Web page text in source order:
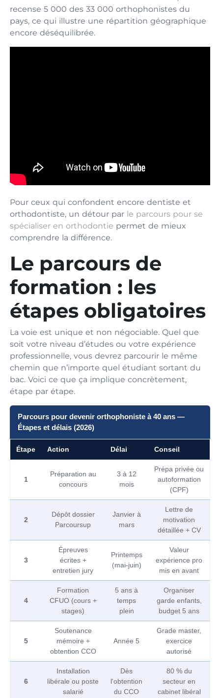
recense 5 000 des 33 000 orthophonistes du
pays, ce qui illustre une répartition géographique
encore déséquilibrée.
Pour ceux qui confondent encore dentiste et
orthodontiste, un détour par le parcours pour se
spécialiser en orthodontie permet de mieux
comprendre la différence.
Le parcours de
formation : les
étapes obligatoires
La voie est unique et non négociable. Quel que
soit votre niveau d’études ou votre expérience
professionnelle, vous devrez parcourir le même
chemin que n’importe quel étudiant sortant du
bac. Voici ce que ça implique concrètement,
étape par étape.
Parcours pour devenir orthophoniste à 40 ans —
Étapes et délais (2026)
Étape Action Délai Conseil
1
Préparation au
concours
3 à 12
mois
Prépa privée ou
autoformation
(CPF)
2
Dépôt dossier
Parcoursup
Janvier à
mars
Lettre de
motivation
détaillée + CV
3
Épreuves
écrites +
entretien jury
Printemps
(mai-juin)
Valeur
expérience pro
mis en avant
4
Formation
CFUO (cours +
stages)
5 ans à
temps
plein
Organiser
garde enfants,
budget 5 ans
5
Soutenance
mémoire +
obtention CCO
Année 5
Grade master,
exercice
autorisé
6
Installation
libérale ou poste
salarié
Dès
l'obtention
du CCO
80 % du
secteur en
cabinet libéral